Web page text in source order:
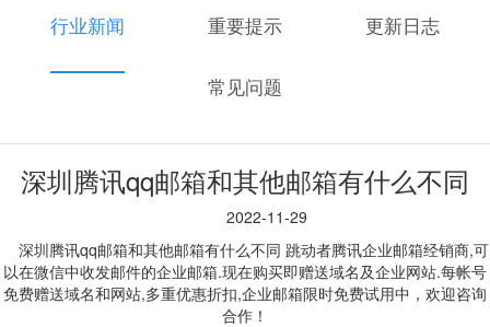
行业新闻 重要提示 更新日志
常见问题
深圳腾讯qq邮箱和其他邮箱有什么不同
2022-11-29
深圳腾讯qq邮箱和其他邮箱有什么不同 跳动者腾讯企业邮箱经销商,可
以在微信中收发邮件的企业邮箱.现在购买即赠送域名及企业网站.每帐号
免费赠送域名和网站,多重优惠折扣,企业邮箱限时免费试用中，欢迎咨询
合作！